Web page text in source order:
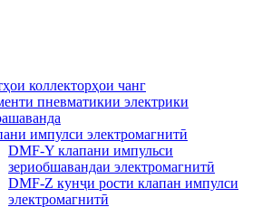
коллекторҳои чанг
пневматикии электрики
импулси электромагнитӣ
DMF-Y клапани импульси
зериобшавандаи электромагнитӣ
DMF-Z кунҷи рости клапан импулси
электромагнитӣ